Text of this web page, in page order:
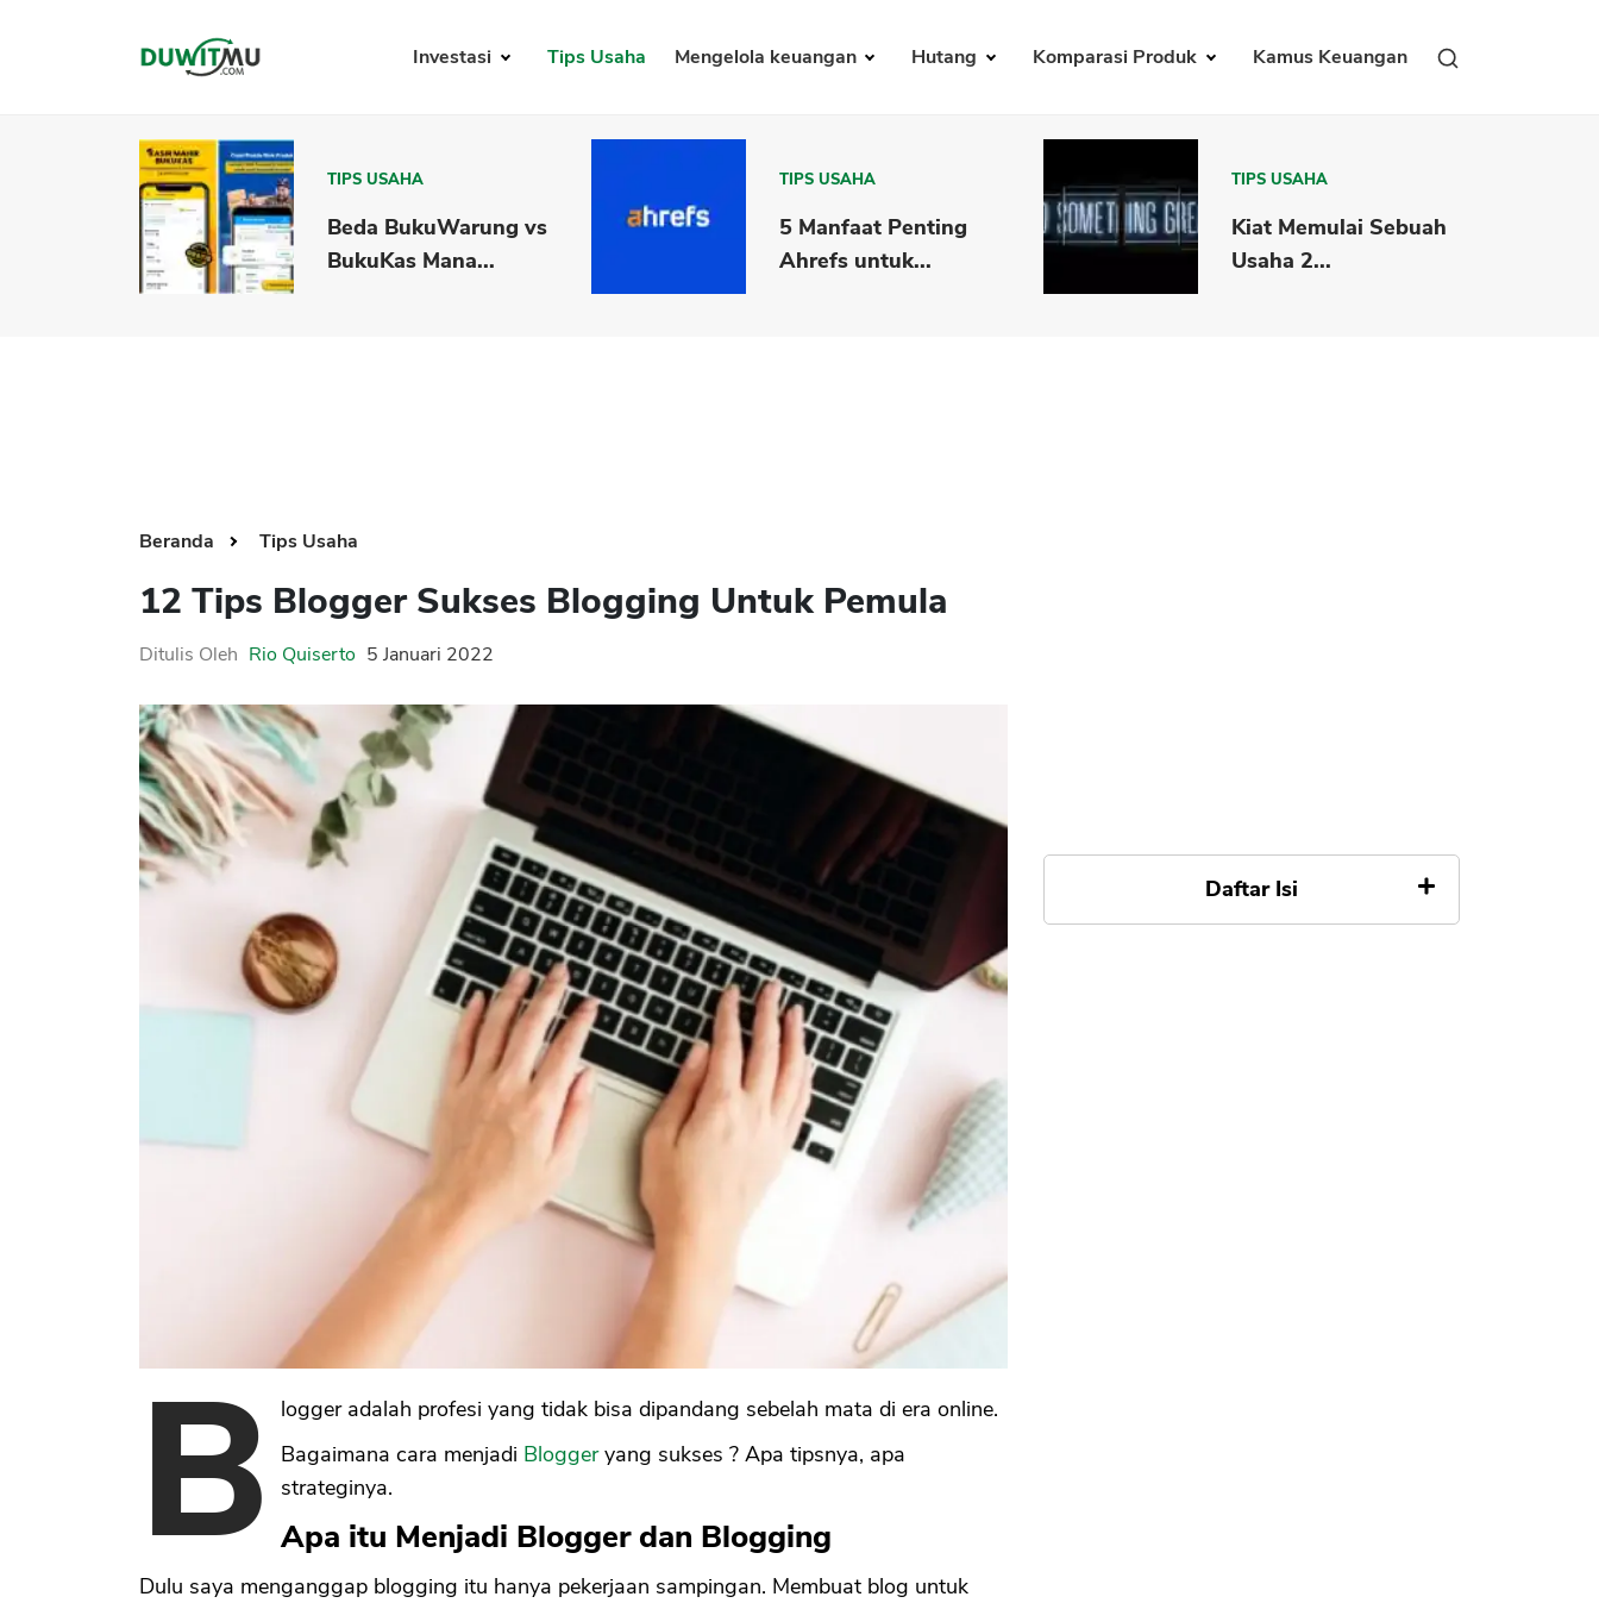
Investasi Tips Usaha Mengelola keuangan Hutang Komparasi Produk Kamus Keuangan
TIPS USAHA
Beda BukuWarung vs
BukuKas Mana...
TIPS USAHA
5 Manfaat Penting
Ahrefs untuk...
TIPS USAHA
Kiat Memulai Sebuah
Usaha 2...
Beranda Tips Usaha
12 Tips Blogger Sukses Blogging Untuk Pemula
Ditulis Oleh Rio Quiserto 5 Januari 2022
B
logger adalah profesi yang tidak bisa dipandang sebelah mata di era online.
Bagaimana cara menjadi Bloggeryang sukses ? Apa tipsnya, apa
strateginya.
Apa itu Menjadi Blogger dan Blogging
Dulu saya menganggap blogging itu hanya pekerjaan sampingan. Membuat blog untuk
Daftar Isi